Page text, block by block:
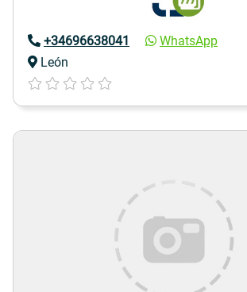
+34696638041
WhatsApp
León